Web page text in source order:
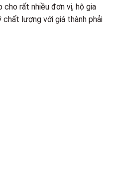
rất nhiều đơn vị, hộ gia
chất lượng với giá thành phải